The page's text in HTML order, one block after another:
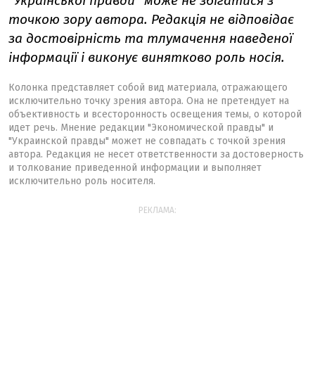
точкою зору автора. Редакція не відповідає
за достовірність та тлумачення наведеної
інформації і виконує винятково роль носія.
Колонка представляет собой вид материала, отражающего
исключительно точку зрения автора. Она не претендует на
объективность и всесторонность освещения темы, о которой
идет речь. Мнение редакции "Экономической правды" и
"Украинской правды" может не совпадать с точкой зрения
автора. Редакция не несет ответственности за достоверность
и толкование приведенной информации и выполняет
исключительно роль носителя.
РЕКЛАМА: